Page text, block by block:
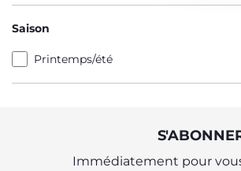
Saison
Printemps/été
Immédiatement pour